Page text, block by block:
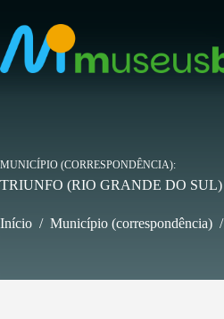
para
conteúdo
MUNICÍPIO (CORRESPONDÊNCIA)
TRIUNFO (RIO GRANDE DO SUL)
Início / Município (correspondência) /